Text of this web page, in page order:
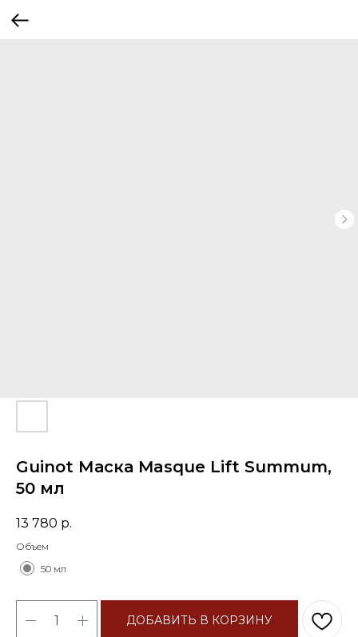
Guinot Маска Masque Lift Summum,
50 мл
13 780 р.
Объем
50 мл
ДОБАВИТЬ В КОРЗИНУ